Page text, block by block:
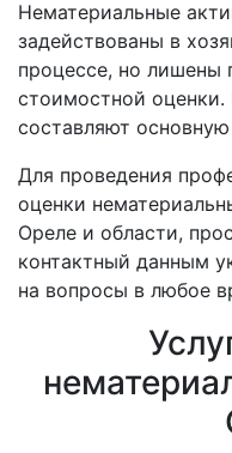
Нематериальные
задействованы в
процессе, но лишены
стоимостной
составляют
Для проведения
оценки
Ореле и области,
контактный данным
на вопросы в любое